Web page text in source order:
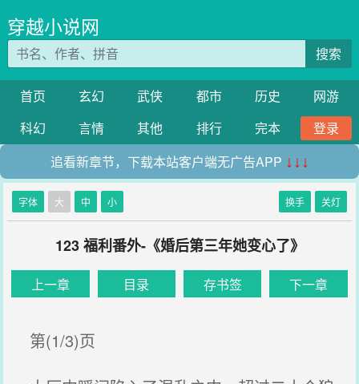
穿越小说网
搜索
首页 玄幻 武侠 都市 历史
网游
科幻
言情 其他 排行 完本
登录
追看新章节，下载本站客户端无广告APP ↓↓↓
字体 大 中 小 换手 关灯
123 福利番外-《婚后第三年她变心了》
上一章 目录 存书签 下一章
第(1/3)页